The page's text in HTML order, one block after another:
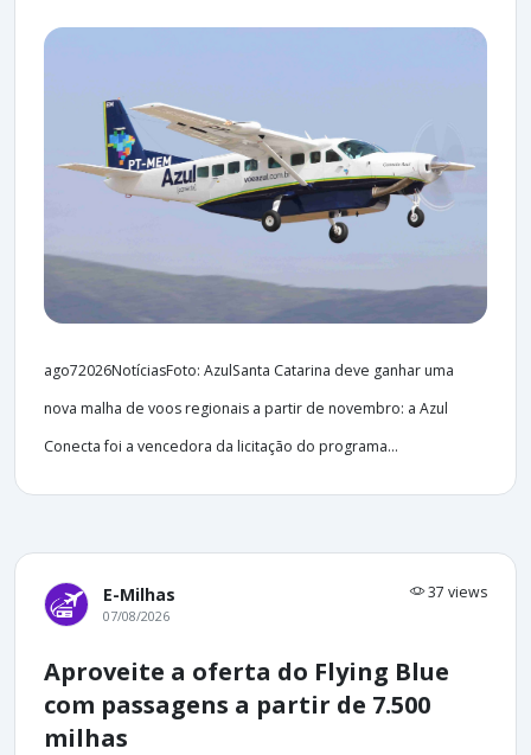
ago72026NotíciasFoto: AzulSanta Catarina deve ganhar uma
nova malha de voos regionais a partir de novembro: a Azul
Conecta foi a vencedora da licitação do programa...
E-Milhas 37 views
07/08/2026
Aproveite a oferta do Flying Blue
com passagens a partir de 7.500
milhas